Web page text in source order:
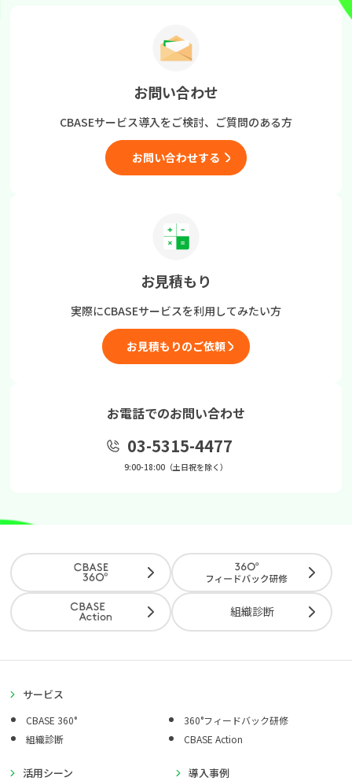
お問い合わせ
CBASEサービス導入をご検討、 ご質問のある方
お問い合わせする
お見積もり
実際にCBASEサービスを利用してみたい方
お見積もりのご依頼
お電話でのお問い合わせ
03-5315-4477
9:00-18:00（土日祝を除く）
組織診断
サービス
CBASE 360°
360°フィードバック研修
組織診断
CBASE Action
活用シーン
導入事例